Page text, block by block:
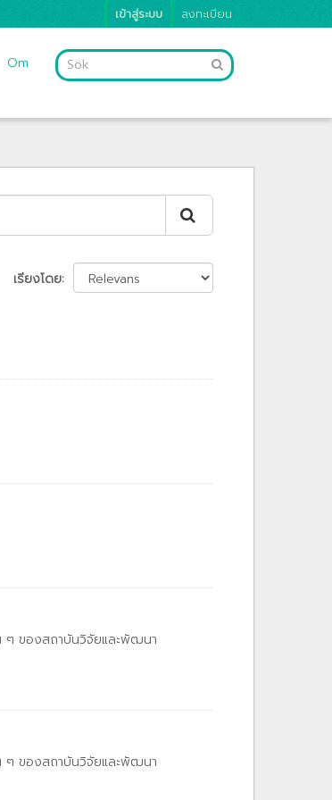
เข้าสู่ระบบ ลงทะเบียน
Om
เรียงโดย
ๆ ของสถาบันวิจัยและพัฒนา
ๆ ของสถาบันวิจัยและพัฒนา